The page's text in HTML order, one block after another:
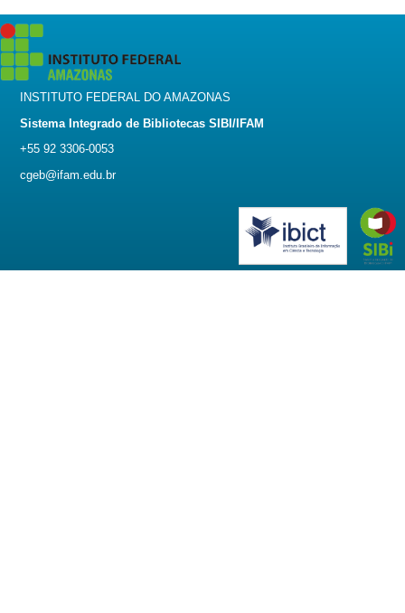
INSTITUTO FEDERAL DO AMAZONAS
Sistema Integrado de Bibliotecas SIBI/IFAM
+55 92 3306-0053
cgeb@ifam.edu.br